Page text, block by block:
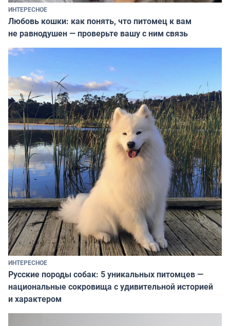
ИНТЕРЕСНОЕ
Любовь кошки: как понять, что питомец к вам
не равнодушен — проверьте вашу с ним связь
ИНТЕРЕСНОЕ
Русские породы собак: 5 уникальных питомцев —
национальные сокровища с удивительной историей
и характером